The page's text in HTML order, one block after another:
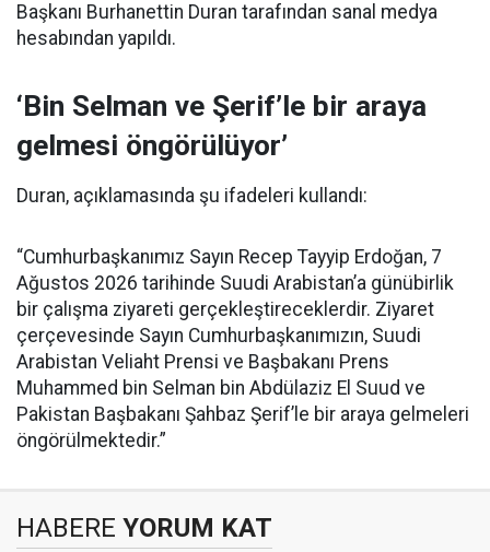
Başkanı Burhanettin Duran tarafından sanal medya
hesabından yapıldı.
‘Bin Selman ve Şerif’le bir araya
gelmesi öngörülüyor’
Duran, açıklamasında şu ifadeleri kullandı:
“Cumhurbaşkanımız Sayın Recep Tayyip Erdoğan, 7
Ağustos 2026 tarihinde Suudi Arabistan’a günübirlik
bir çalışma ziyareti gerçekleştireceklerdir. Ziyaret
çerçevesinde Sayın Cumhurbaşkanımızın, Suudi
Arabistan Veliaht Prensi ve Başbakanı Prens
Muhammed bin Selman bin Abdülaziz El Suud ve
Pakistan Başbakanı Şahbaz Şerif’le bir araya gelmeleri
öngörülmektedir.”
HABERE YORUM KAT